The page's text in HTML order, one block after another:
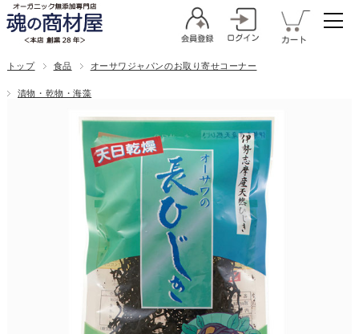
トップ 食品 オーサワジャパンのお取り寄せコーナー
漬物・乾物・海藻